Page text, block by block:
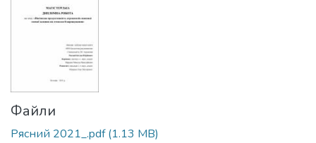
Файли
Рясний 2021_.pdf(1.13 MB)